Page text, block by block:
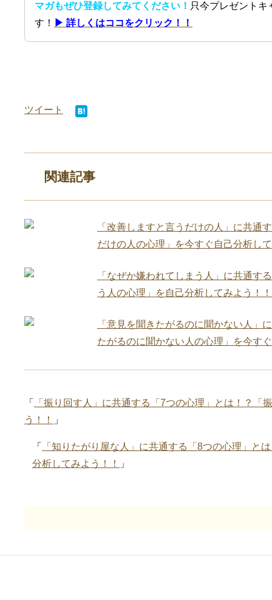
マガもぜひ登録してみてください！ 只今プレゼントキ
す！
▶ 詳しくはココをクリック！！
ツイート
関連記事
「改善しますと言うだけの人」に共通
だけの人の心理」を今すぐ自己分析し
「なぜか嫌われてしまう人」に共通す
う人の心理」を自己分析してみよう！！
「意見を聞きたがるのに聞かない人」
たがるのに聞かない人の心理」を今す
「
「振り回す人」に共通する「7つの心理」とは！？「
う！！
」
「
「知りたがり屋な人」に共通する「8つの心理」と
分析してみよう！！
」